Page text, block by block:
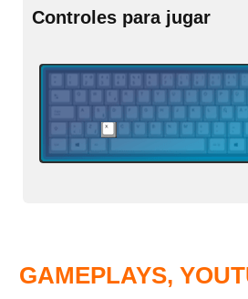
Controles para jugar
GAMEPLAYS,